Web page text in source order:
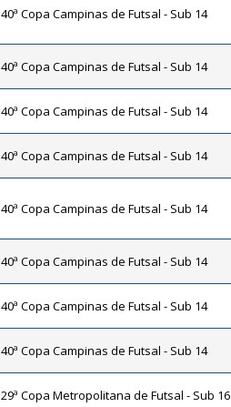
40ª Copa Campinas de Futsal - Sub 14
40ª Copa Campinas de Futsal - Sub 14
40ª Copa Campinas de Futsal - Sub 14
40ª Copa Campinas de Futsal - Sub 14
40ª Copa Campinas de Futsal - Sub 14
40ª Copa Campinas de Futsal - Sub 14
40ª Copa Campinas de Futsal - Sub 14
40ª Copa Campinas de Futsal - Sub 14
29ª Copa Metropolitana de Futsal - Sub 16